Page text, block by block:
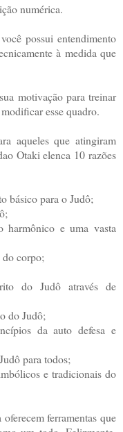
numérica.
possui entendimento
à medida que
motivação para treinar
esse quadro.
aqueles que atingiram
Otaki elenca 10 razões
básico para o Judô;
harmônico e uma vasta
corpo;
do Judô através de
do Judô;
da auto defesa e
para todos;
e tradicionais do
ferramentas que